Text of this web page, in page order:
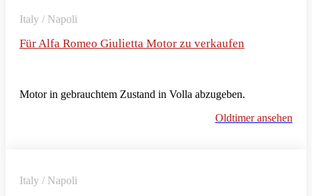
Italy / Napoli
Für Alfa Romeo Giulietta Motor zu verkaufen
Motor in gebrauchtem Zustand in Volla abzugeben.
Oldtimer ansehen
Italy / Napoli